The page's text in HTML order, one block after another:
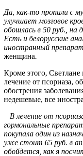
Да, как-то пропили с
улучшает мозговое
обошлась в 50 руб., на
Есть и белорусские
иностранный
женщина.
Кроме этого,
лечение от псориаза,
обострения
недешевые, все
– В лечение от
гормональные
покупала один из
уже стоит 65 руб. в
обойдется, как я